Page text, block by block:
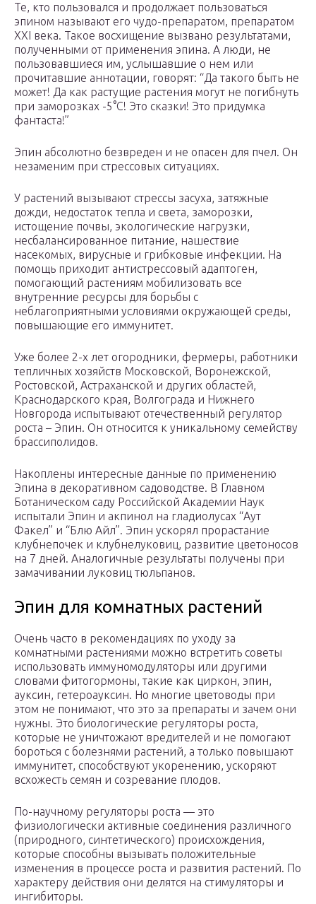
Те, кто пользовался и продолжает пользоваться
эпином называют его чудо-препаратом, препаратом
XXI века. Такое восхищение вызвано результатами,
полученными от применения эпина. А люди, не
пользовавшиеся им, услышавшие о нем или
прочитавшие аннотации, говорят: “Да такого быть не
может! Да как растущие растения могут не погибнуть
при заморозках -5°С! Это сказки! Это придумка
фантаста!”
Эпин абсолютно безвреден и не опасен для пчел. Он
незаменим при стрессовых ситуациях.
У растений вызывают стрессы засуха, затяжные
дожди, недостаток тепла и света, заморозки,
истощение почвы, экологические нагрузки,
несбалансированное питание, нашествие
насекомых, вирусные и грибковые инфекции. На
помощь приходит антистрессовый адаптоген,
помогающий растениям мобилизовать все
внутренние ресурсы для борьбы с
неблагоприятными условиями окружающей среды,
повышающие его иммунитет.
Уже более 2-х лет огородники, фермеры, работники
тепличных хозяйств Московской, Воронежской,
Ростовской, Астраханской и других областей,
Краснодарского края, Волгограда и Нижнего
Новгорода испытывают отечественный регулятор
роста – Эпин. Он относится к уникальному семейству
брассиполидов.
Накоплены интересные данные по применению
Эпина в декоративном садоводстве. В Главном
Ботаническом саду Российской Академии Наук
испытали Эпин и акпинол на гладиолусах “Аут
Факел” и “Блю Айл”. Эпин ускорял прорастание
клубнепочек и клубнелуковиц, развитие цветоносов
на 7 дней. Аналогичные результаты получены при
замачивании луковиц тюльпанов.
Эпин для комнатных растений
Очень часто в рекомендациях по уходу за
комнатными растениями можно встретить советы
использовать иммуномодуляторы или другими
словами фитогормоны, такие как циркон, эпин,
ауксин, гетероауксин. Но многие цветоводы при
этом не понимают, что это за препараты и зачем они
нужны. Это биологические регуляторы роста,
которые не уничтожают вредителей и не помогают
бороться с болезнями растений, а только повышают
иммунитет, способствуют укоренению, ускоряют
всхожесть семян и созревание плодов.
По-научному регуляторы роста — это
физиологически активные соединения различного
(природного, синтетического) происхождения,
которые способны вызывать положительные
изменения в процессе роста и развития растений. По
характеру действия они делятся на стимуляторы и
ингибиторы.